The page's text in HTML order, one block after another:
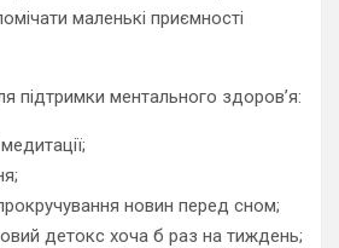
маленькі приємності
підтримки ментального здоров’я:
новин перед сном;
детокс хоча б раз на тиждень;